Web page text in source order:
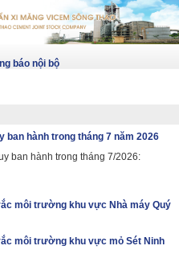
báo nội bộ
ban hành trong tháng 7 năm 2026
ban hành trong tháng 7/2026:
môi trường khu vực Nhà máy Quý
môi trường khu vực mỏ Sét Ninh